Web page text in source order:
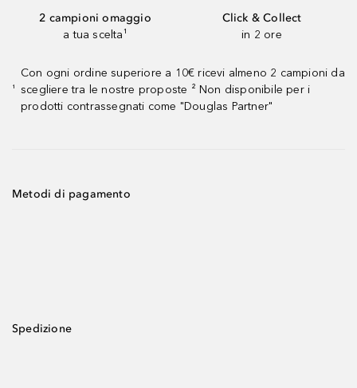
2 campioni omaggio
a tua scelta¹
Click & Collect
in 2 ore
¹
Con ogni ordine superiore a 10€ ricevi almeno 2 campioni da
scegliere tra le nostre proposte ² Non disponibile per i
prodotti contrassegnati come "Douglas Partner"
Metodi di pagamento
Spedizione